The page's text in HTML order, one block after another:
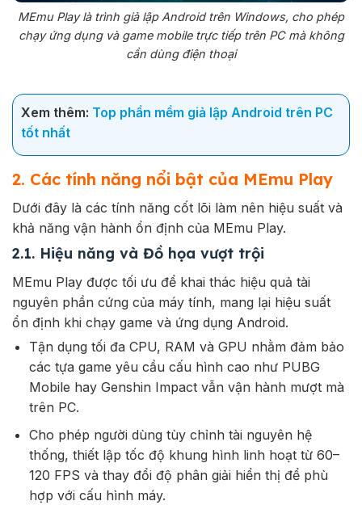
MEmu Play là trình giả lập Android trên Windows, cho phép
chạy ứng dụng và game mobile trực tiếp trên PC mà không
cần dùng điện thoại
Xem thêm: Top phần mềm giả lập Android trên PC
tốt nhất
2. Các tính năng nổi bật của MEmu Play
Dưới đây là các tính năng cốt lõi làm nên hiệu suất và
khả năng vận hành ổn định của MEmu Play.
2.1. Hiệu năng và Đồ họa vượt trội
MEmu Play được tối ưu để khai thác hiệu quả tài
nguyên phần cứng của máy tính, mang lại hiệu suất
ổn định khi chạy game và ứng dụng Android.
Tận dụng tối đa CPU, RAM và GPU nhằm đảm bảo
các tựa game yêu cầu cấu hình cao như PUBG
Mobile hay Genshin Impact vẫn vận hành mượt mà
trên PC.
Cho phép người dùng tùy chỉnh tài nguyên hệ
thống, thiết lập tốc độ khung hình linh hoạt từ 60–
120 FPS và thay đổi độ phân giải hiển thị để phù
hợp với cấu hình máy.